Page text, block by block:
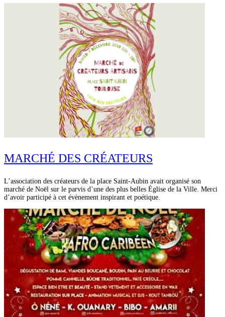
MARCHÉ DES CRÉATEURS
L’association des créateurs de la place Saint-Aubin avait organisé son
marché de Noël sur le parvis d’une des plus belles Église de la Ville. Merci
d’avoir participé à cet évènement inspirant et poétique.